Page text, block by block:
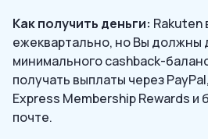
Как получить деньги: Rakuten
ежеквартально, но Вы должны
минимального cashback-
получать выплаты через
Express Membership Rewards и
почте.